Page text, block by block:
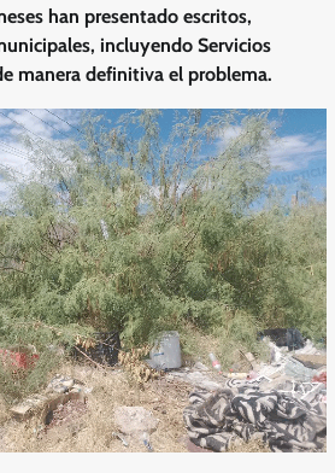
han presentado escritos,
incluyendo Servicios
manera definitiva el problema.